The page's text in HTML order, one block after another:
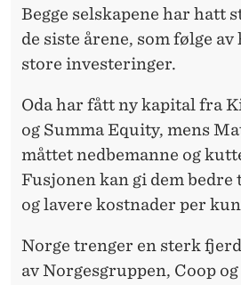
Begge selskapene har hatt
de siste årene, som følge av
store investeringer.
Oda har fått ny kapital fra
og Summa Equity, mens
måttet nedbemanne og
Fusjonen kan gi dem
og lavere kostnader per
Norge trenger en sterk
av Norgesgruppen, Coop